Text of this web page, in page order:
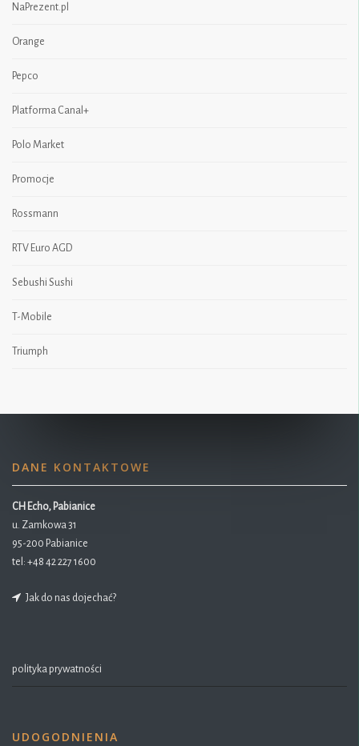
NaPrezent.pl
Orange
Pepco
Platforma Canal+
Polo Market
Promocje
Rossmann
RTV Euro AGD
Sebushi Sushi
T-Mobile
Triumph
DANE KONTAKTOWE
CH Echo, Pabianice
u. Zamkowa 31
95-200 Pabianice
tel: +48 42 227 1600
Jak do nas dojechać?
polityka prywatności
UDOGODNIENIA